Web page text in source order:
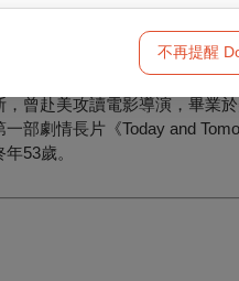
不再提醒
曾赴美攻讀電影導演，畢業
部劇情長片《Today and
53歲。